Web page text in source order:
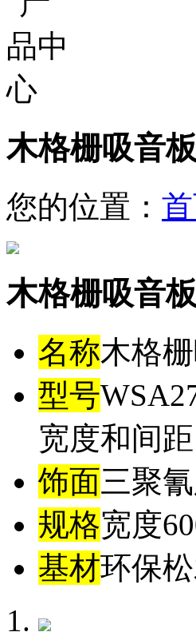
木格栅吸音
您的位置：
木格栅吸音
名称木格
型号
宽度和间距
饰面三聚
规格宽度
基材环保